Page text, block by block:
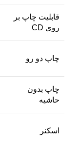
قابلیت چاپ بر
روی CD
چاپ دو رو
چاپ بدون
حاشیه
اسکنر